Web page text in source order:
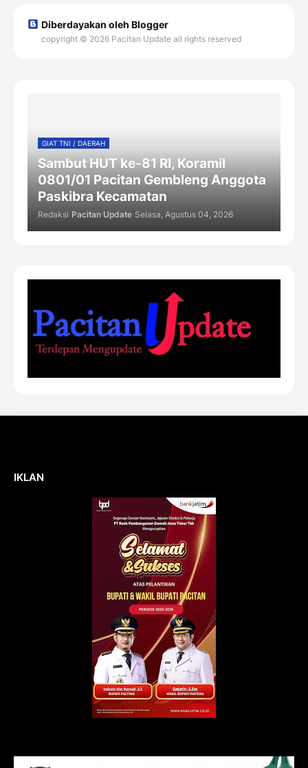
Diberdayakan oleh Blogger
copyright © 2026 Pacitan Update all rights reserved
GIAT TNI / DAERAH
Sambut HUT ke-81 RI, Koramil
0801/01 Pacitan Gembleng Anggota
Paskibra Kecamatan
Redaksi Pacitan Update Selasa, Agustus 04, 2026
IKLAN